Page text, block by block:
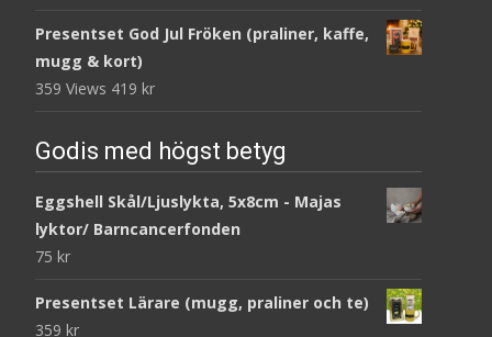
Presentset God Jul Fröken (praliner, kaffe,
mugg & kort)
359 Views 419 kr
Godis med högst betyg
Eggshell Skål/Ljuslykta, 5x8cm - Majas
lyktor/ Barncancerfonden
75 kr
Presentset Lärare (mugg, praliner och te)
359 kr